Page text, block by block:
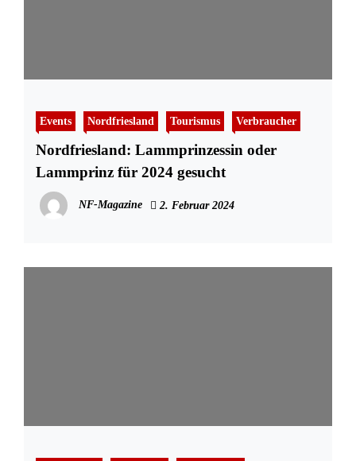
Events Nordfriesland Tourismus Verbraucher
Nordfriesland: Lammprinzessin oder
Lammprinz für 2024 gesucht
NF-Magazine 2. Februar 2024